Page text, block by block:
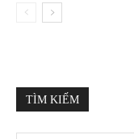
TÌM KIẾM